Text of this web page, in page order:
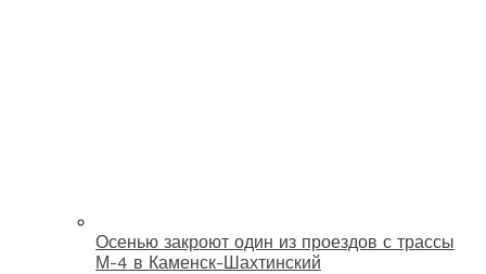
Осенью закроют один из проездов с трассы
М-4 в Каменск-Шахтинский